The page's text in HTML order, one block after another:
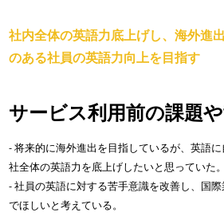
社内全体の英語力底上げし、海外進
のある社員の英語力向上を目指す
サービス利用前の課題
- 将来的に海外進出を目指しているが、英語
社全体の英語力を底上げしたいと思っていた。
- 社員の英語に対する苦手意識を改善し、国
でほしいと考えている。